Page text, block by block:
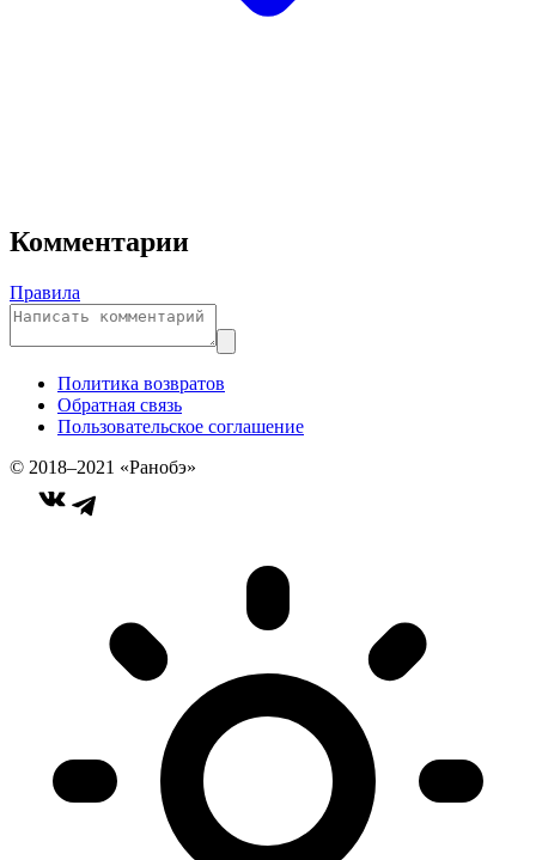
Комментарии
Правила
Политика возвратов
Обратная связь
Пользовательское соглашение
© 2018–2021 «Ранобэ»